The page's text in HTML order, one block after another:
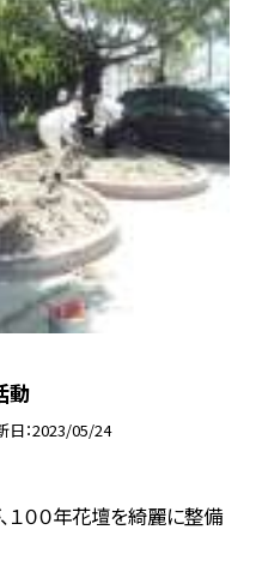
動
日 2023/05/24
１００年花壇を綺麗に整備